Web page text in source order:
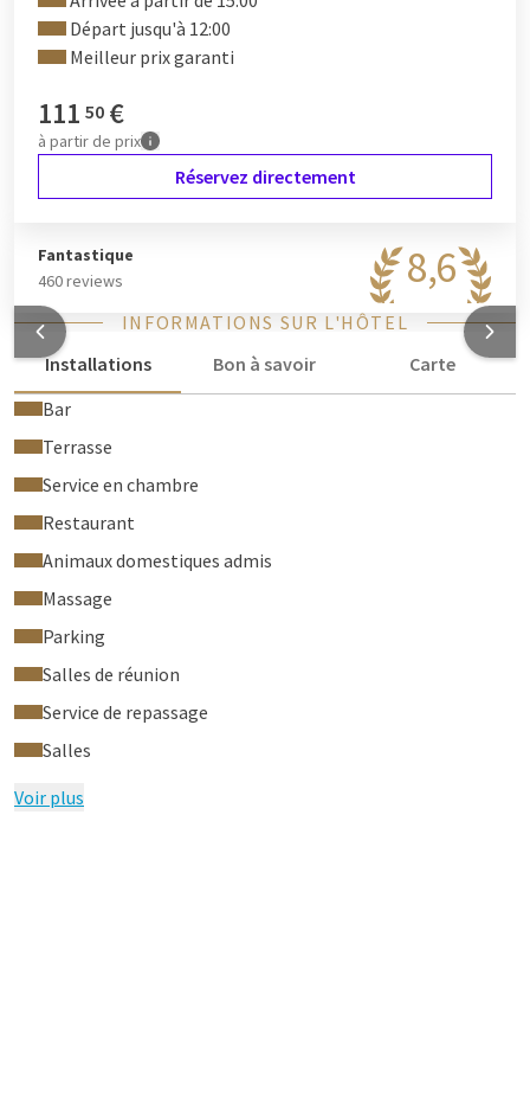
Départ jusqu'à 12:00
Meilleur prix garanti
111 50 €
à partir de prix
Réservez directement
8,6
Fantastique
460 reviews
INFORMATIONS SUR L'HÔTEL
Installations
Bon à savoir
Carte
Bar
Terrasse
Service en chambre
Restaurant
Animaux domestiques admis
Massage
Parking
Salles de réunion
Service de repassage
Salles
Voir plus